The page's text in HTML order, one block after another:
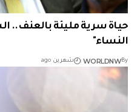
حياة سرية مليئة بالعنف..
النساء"
By
WORLDNW شهرين ago